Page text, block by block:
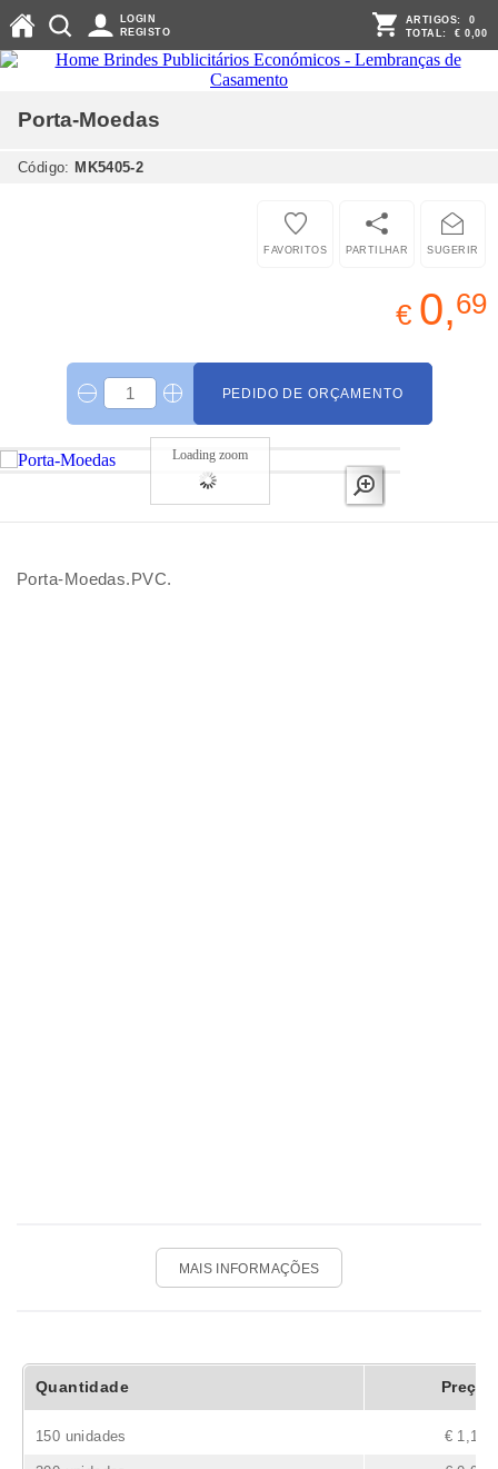
LOGIN
REGISTO
ARTIGOS: 0
TOTAL: € 0,00
Porta-Moedas
Código: MK5405-2
SUGERIR
PARTILHAR
FAVORITOS
€ 0,69
PEDIDO DE ORÇAMENTO
Loading zoom
Porta-Moedas.PVC.
MAIS INFORMAÇÕES
Quantidade Preço
150 unidades € 1,17